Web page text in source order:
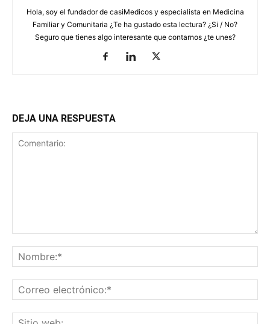
Hola, soy el fundador de casiMedicos y especialista en Medicina
Familiar y Comunitaria ¿Te ha gustado esta lectura? ¿Si / No?
Seguro que tienes algo interesante que contarnos ¿te unes?
DEJA UNA RESPUESTA